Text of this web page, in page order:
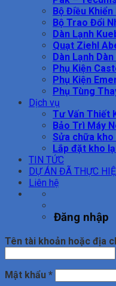
Bộ Điều
Bộ Trao Đổi
Dàn Lạnh
Quạt Ziehl
Dàn Lạnh
Phụ Kiện
Phụ Kiện
Phụ Tùng
Dịch vụ
Tư Vấn Thiết
Bảo Trì Máy
Sửa chữa kho
Lắp đặt kho
TIN TỨC
DỰ ÁN ĐÃ THỰC
Liên hệ
Đăng nhập
Tên tài khoản hoặc địa
Mật khẩu *Bắt